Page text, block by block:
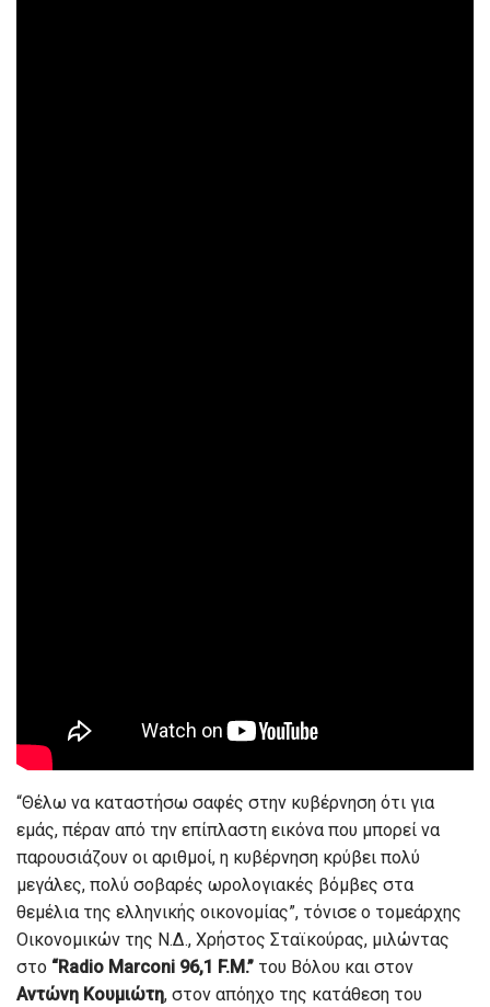
“Θέλω να καταστήσω σαφές στην κυβέρνηση ότι για
εμάς, πέραν από την επίπλαστη εικόνα που μπορεί να
παρουσιάζουν οι αριθμοί, η κυβέρνηση κρύβει πολύ
μεγάλες, πολύ σοβαρές ωρολογιακές βόμβες στα
θεμέλια της ελληνικής οικονομίας”, τόνισε ο τομεάρχης
Οικονομικών της Ν.Δ., Χρήστος Σταϊκούρας, μιλώντας
στο “Radio Marconi 96,1 F.M.” του Βόλου και στον
Αντώνη Κουμιώτη, στον απόηχο της κατάθεση του